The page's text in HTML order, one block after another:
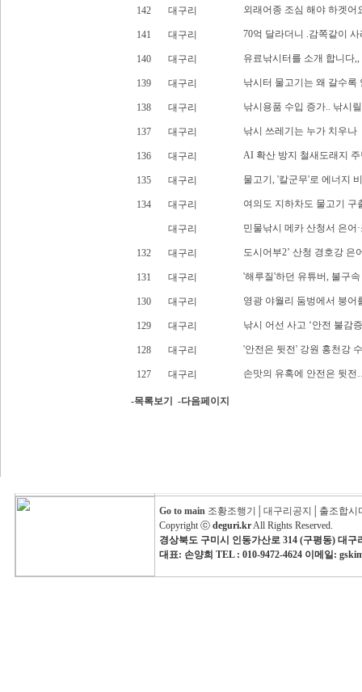
142 대구리 외래어종 조심 해야 하겟어
141 대구리 70억 달라더니 .감쪽같이
140 대구리 유료낚시터를 소개 합니다,,
139 대구리 낚시터 물고기는 왜 갈수록
138 대구리 낚시용품 수입 증가.. 낚시
137 대구리 낚시 쓰레기는 누가 치우나
136 대구리 AI 확산 방지 철새도래지
135 대구리 물고기, '칼군무'로 에너지
134 대구리 여의도 지하차도 물고기 구
대구리 민물낚시 메카 산청서 은어
132 대구리 도시어부2’ 산청 경호강 은
131 대구리 '해루질'하던 유튜버, 불구
130 대구리 영광 야월리 둠벙에서 붕어
129 대구리 낚시 어선 사고 ‘안전 불감
128 대구리 '안전은 뒷전' 강원 홍천강
127 대구리 손맛의 유혹에 안전은 뒷
-목록보기 -다음페이지
Go to main 조황조행기 대구리공지
출조합시
Copyright ⓒ deguri.krAll Rights Reserved.
경상북도 구미시 인동가산로 314 (구평동) 대구
대표: 손양희 TEL : 010-9472-4624 이메일: